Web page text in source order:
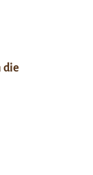
die